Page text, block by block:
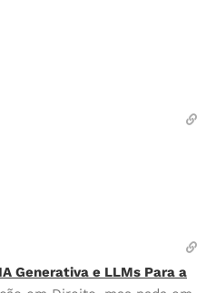
IA Generativa e LLMs Para a